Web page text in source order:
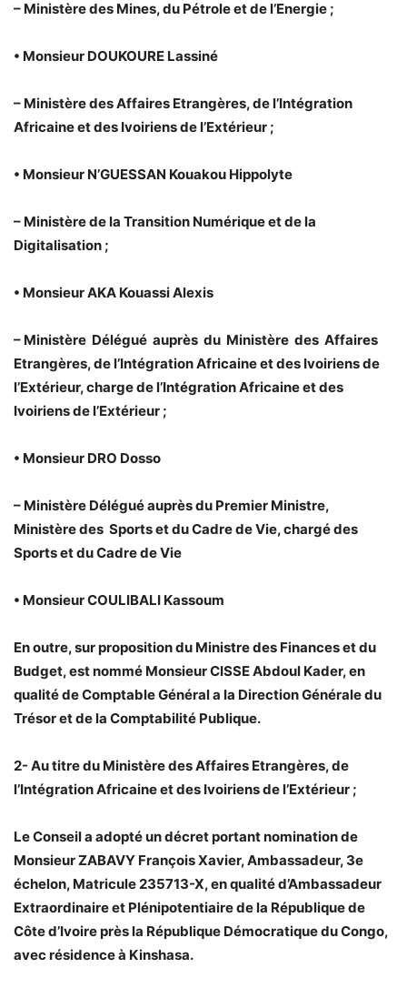
– Ministère des Mines, du Pétrole et de l’Energie ;
• Monsieur DOUKOURE Lassiné
– Ministère des Affaires Etrangères, de l’Intégration
Africaine et des Ivoiriens de l’Extérieur ;
• Monsieur N’GUESSAN Kouakou Hippolyte
– Ministère de la Transition Numérique et de la
Digitalisation ;
• Monsieur AKA Kouassi Alexis
– Ministère Délégué auprès du Ministère des Affaires
Etrangères, de l’Intégration Africaine et des Ivoiriens de
l’Extérieur, charge de l’Intégration Africaine et des
Ivoiriens de l’Extérieur ;
• Monsieur DRO Dosso
– Ministère Délégué auprès du Premier Ministre,
Ministère des Sports et du Cadre de Vie, chargé des
Sports et du Cadre de Vie
• Monsieur COULIBALI Kassoum
En outre, sur proposition du Ministre des Finances et du
Budget, est nommé Monsieur CISSE Abdoul Kader, en
qualité de Comptable Général a la Direction Générale du
Trésor et de la Comptabilité Publique.
2- Au titre du Ministère des Affaires Etrangères, de
l’Intégration Africaine et des Ivoiriens de l’Extérieur ;
Le Conseil a adopté un décret portant nomination de
Monsieur ZABAVY François Xavier, Ambassadeur, 3e
échelon, Matricule 235713-X, en qualité d’Ambassadeur
Extraordinaire et Plénipotentiaire de la République de
Côte d’Ivoire près la République Démocratique du Congo,
avec résidence à Kinshasa.